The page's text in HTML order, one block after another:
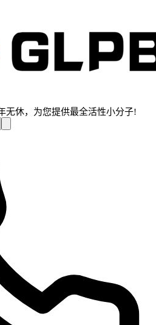
无休，为您提供最全活性小分子!